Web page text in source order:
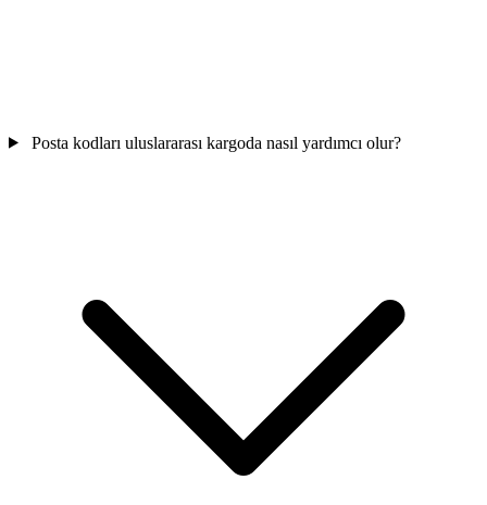
Posta kodları uluslararası kargoda nasıl yardımcı olur?